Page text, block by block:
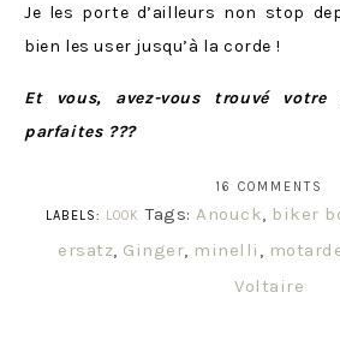
Je les porte d’ailleurs non stop
bien les user jusqu’à la corde !
Et vous, avez-vous trouvé votre
parfaites ???
16 COMMENTS
LABELS: LOOK Tags:Anouck, biker
ersatz, Ginger, minelli ,
Voltaire